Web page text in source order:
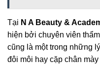
Tại N A Beauty &
hiện bởi chuyên viên
cũng là một trong những
đôi môi hay cặp chân